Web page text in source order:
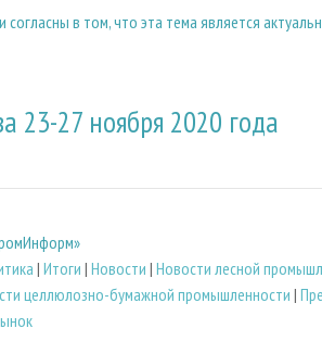
согласны в том, что эта тема является
23-27 ноября 2020 года
| Итоги | Новости | Новости лесной
целлюлозно-бумажной промышленности |